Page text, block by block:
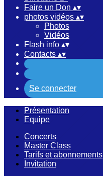
Faire un Don ▴▾
photos vidéos ▴▾
Photos
Vidéos
Flash info ▴▾
Contacts ▴▾
Se connecter
Présentation
Equipe
Concerts
Master Class
Tarifs et abonnements
Invitation